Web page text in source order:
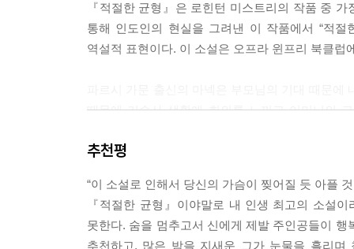
석탄이 타오르는 모습은 마치 살아 있는 생물이
딱 소리를 내며 불을 내뿜고, 온 힘과 열정을 다해
가라앉는다. 부드럽고 따뜻하고 고분고분하다가,
『적절한 균형』은 로힌턴 미스트리의 작품 중
통해 인도인의 현실을 그려낸 이 작품에서 “적
역설적 표현이다. 이 소설은 오프라 윈프리 북클
때문에 기숙사 생활에 회의를 느끼고 어머니의
여성으로서 독립된 삶을 살기란 그리 쉽지 않다.
추천평
“이 소설로 인해서 당신의 가슴이 찢어질 듯 아플 것
『적절한 균형』이야말로 내 인생 최고의 소설
못한다. 숨을 멈추고서 신에게 제발 주인공들이
추천하고, 많은 밤을 지새운 그가 눈물을 흘리